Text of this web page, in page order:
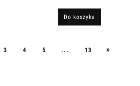
Do koszyka
3 4 5 ... 13 »